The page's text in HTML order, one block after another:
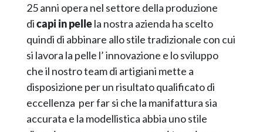
25 anni opera nel settore della produzione
dicapi in pellela nostra azienda ha scelto
quindi di abbinare allo stile tradizionale con cui
si lavora la pelle l’ innovazione e lo sviluppo
che il nostro team di artigiani mette a
disposizione per un risultato qualificato di
eccellenza per far si che la manifattura sia
accurata e la modellistica abbia uno stile